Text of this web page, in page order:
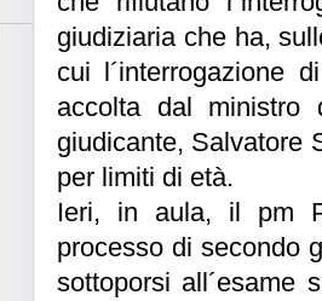
giudiziaria che ha,
cui l´interrogazione
accolta dal ministro
giudicante, Salvatore
per limiti di età.
Ieri, in aula, il pm
processo di secondo
sottoporsi all´esame